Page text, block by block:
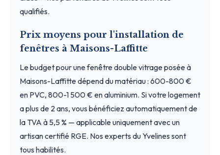
qualifiés.
Prix moyens pour l'installation de
fenêtres à Maisons-Laffitte
Le budget pour une fenêtre double vitrage posée à
Maisons-Laffitte dépend du matériau : 600-800 €
en PVC, 800-1 500 € en aluminium. Si votre logement
a plus de 2 ans, vous bénéficiez automatiquement de
la TVA à 5,5 % — applicable uniquement avec un
artisan certifié RGE. Nos experts du Yvelines sont
tous habilités.